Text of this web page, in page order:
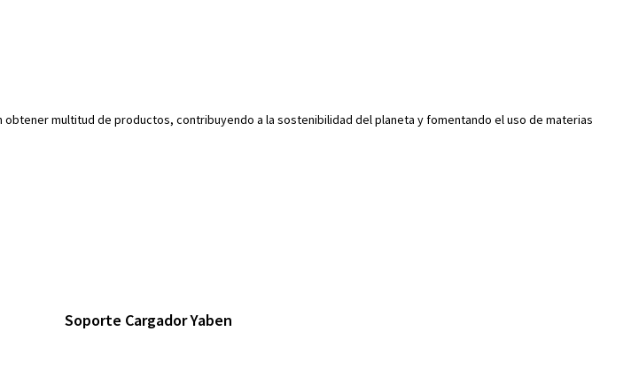
multitud de productos, contribuyendo a la sostenibilidad del planeta y fomentando el uso de materias
Soporte Cargador Yaben